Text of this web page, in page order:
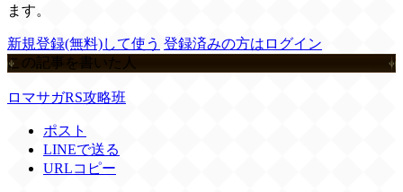
ます。
新規登録(無料)して使う 登録済みの方はログイン
この記事を書いた人
ロマサガRS攻略班
ポスト
LINEで送る
URLコピー